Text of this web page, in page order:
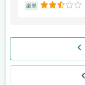
楽単 2.5